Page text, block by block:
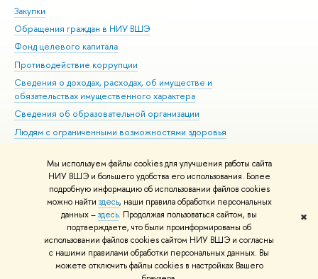
Мы используем файлы cookies для улучшения работы сайта
НИУ ВШЭ и большего удобства его использования. Более
подробную информацию об использовании файлов cookies
можно найти здесь, наши правила обработки персональных
данных –здесь. Продолжая пользоваться сайтом, вы
подтверждаете, что были проинформированы об
использовании файлов cookies сайтом НИУ ВШЭ и согласны
с нашими правилами обработки персональных данных. Вы
можете отключить файлы cookies в настройках Вашего
✖
Закупки
Обращения граждан в НИУ ВШЭ
Фонд целевого капитала
Противодействие коррупции
Сведения о доходах, расходах, об имуществе и
обязательствах имущественного характера
Сведения об образовательной организации
Людям с ограниченными возможностями здоровья
Работа в Вышке
© НИУ ВШЭ 1993–2026 Адреса и контакты Условия использования
материалов Политика конфиденциальности Карта сайта
Шрифты HSE Sans и HSE Slab разработаны вШколе дизайна НИУ ВШЭ